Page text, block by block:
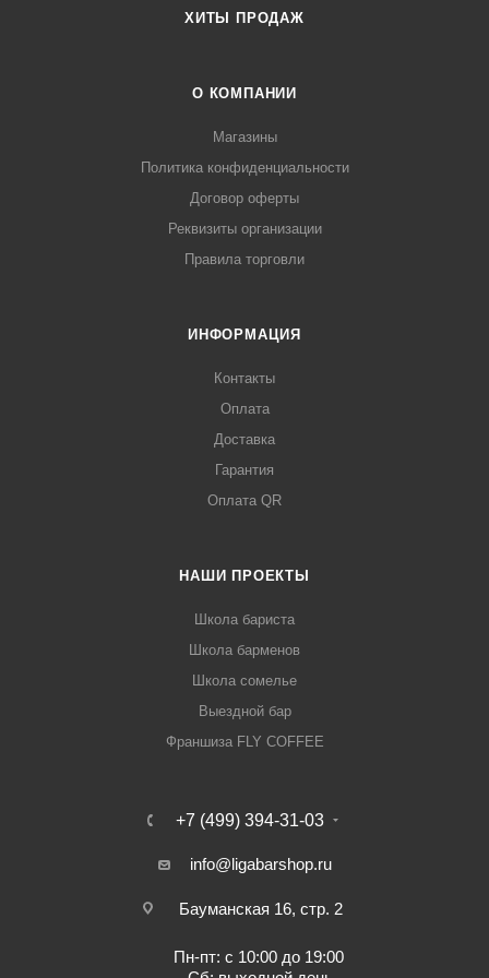
ХИТЫ ПРОДАЖ
О КОМПАНИИ
Магазины
Политика конфиденциальности
Договор оферты
Реквизиты организации
Правила торговли
ИНФОРМАЦИЯ
Контакты
Оплата
Доставка
Гарантия
Оплата QR
НАШИ ПРОЕКТЫ
Школа бариста
Школа барменов
Школа сомелье
Выездной бар
Франшиза FLY COFFEE
+7 (499) 394-31-03
info@ligabarshop.ru
Бауманская 16, стр. 2
Пн-пт: с 10:00 до 19:00